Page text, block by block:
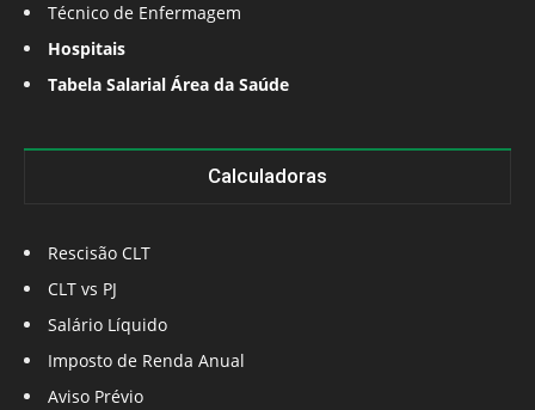
Técnico de Enfermagem
Hospitais
Tabela Salarial Área da Saúde
Calculadoras
Rescisão CLT
CLT vs PJ
Salário Líquido
Imposto de Renda Anual
Aviso Prévio